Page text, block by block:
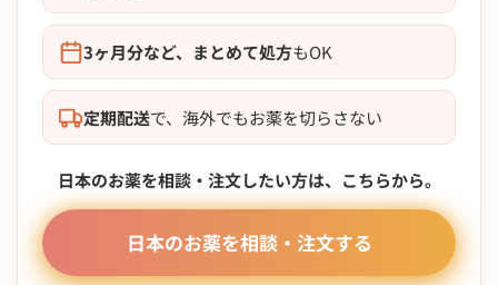
3ヶ月分など、まとめて処方もOK
定期配送で、海外でもお薬を切らさない
日本のお薬を相談・注文したい方は、こちらから。
日本のお薬を相談・注文する